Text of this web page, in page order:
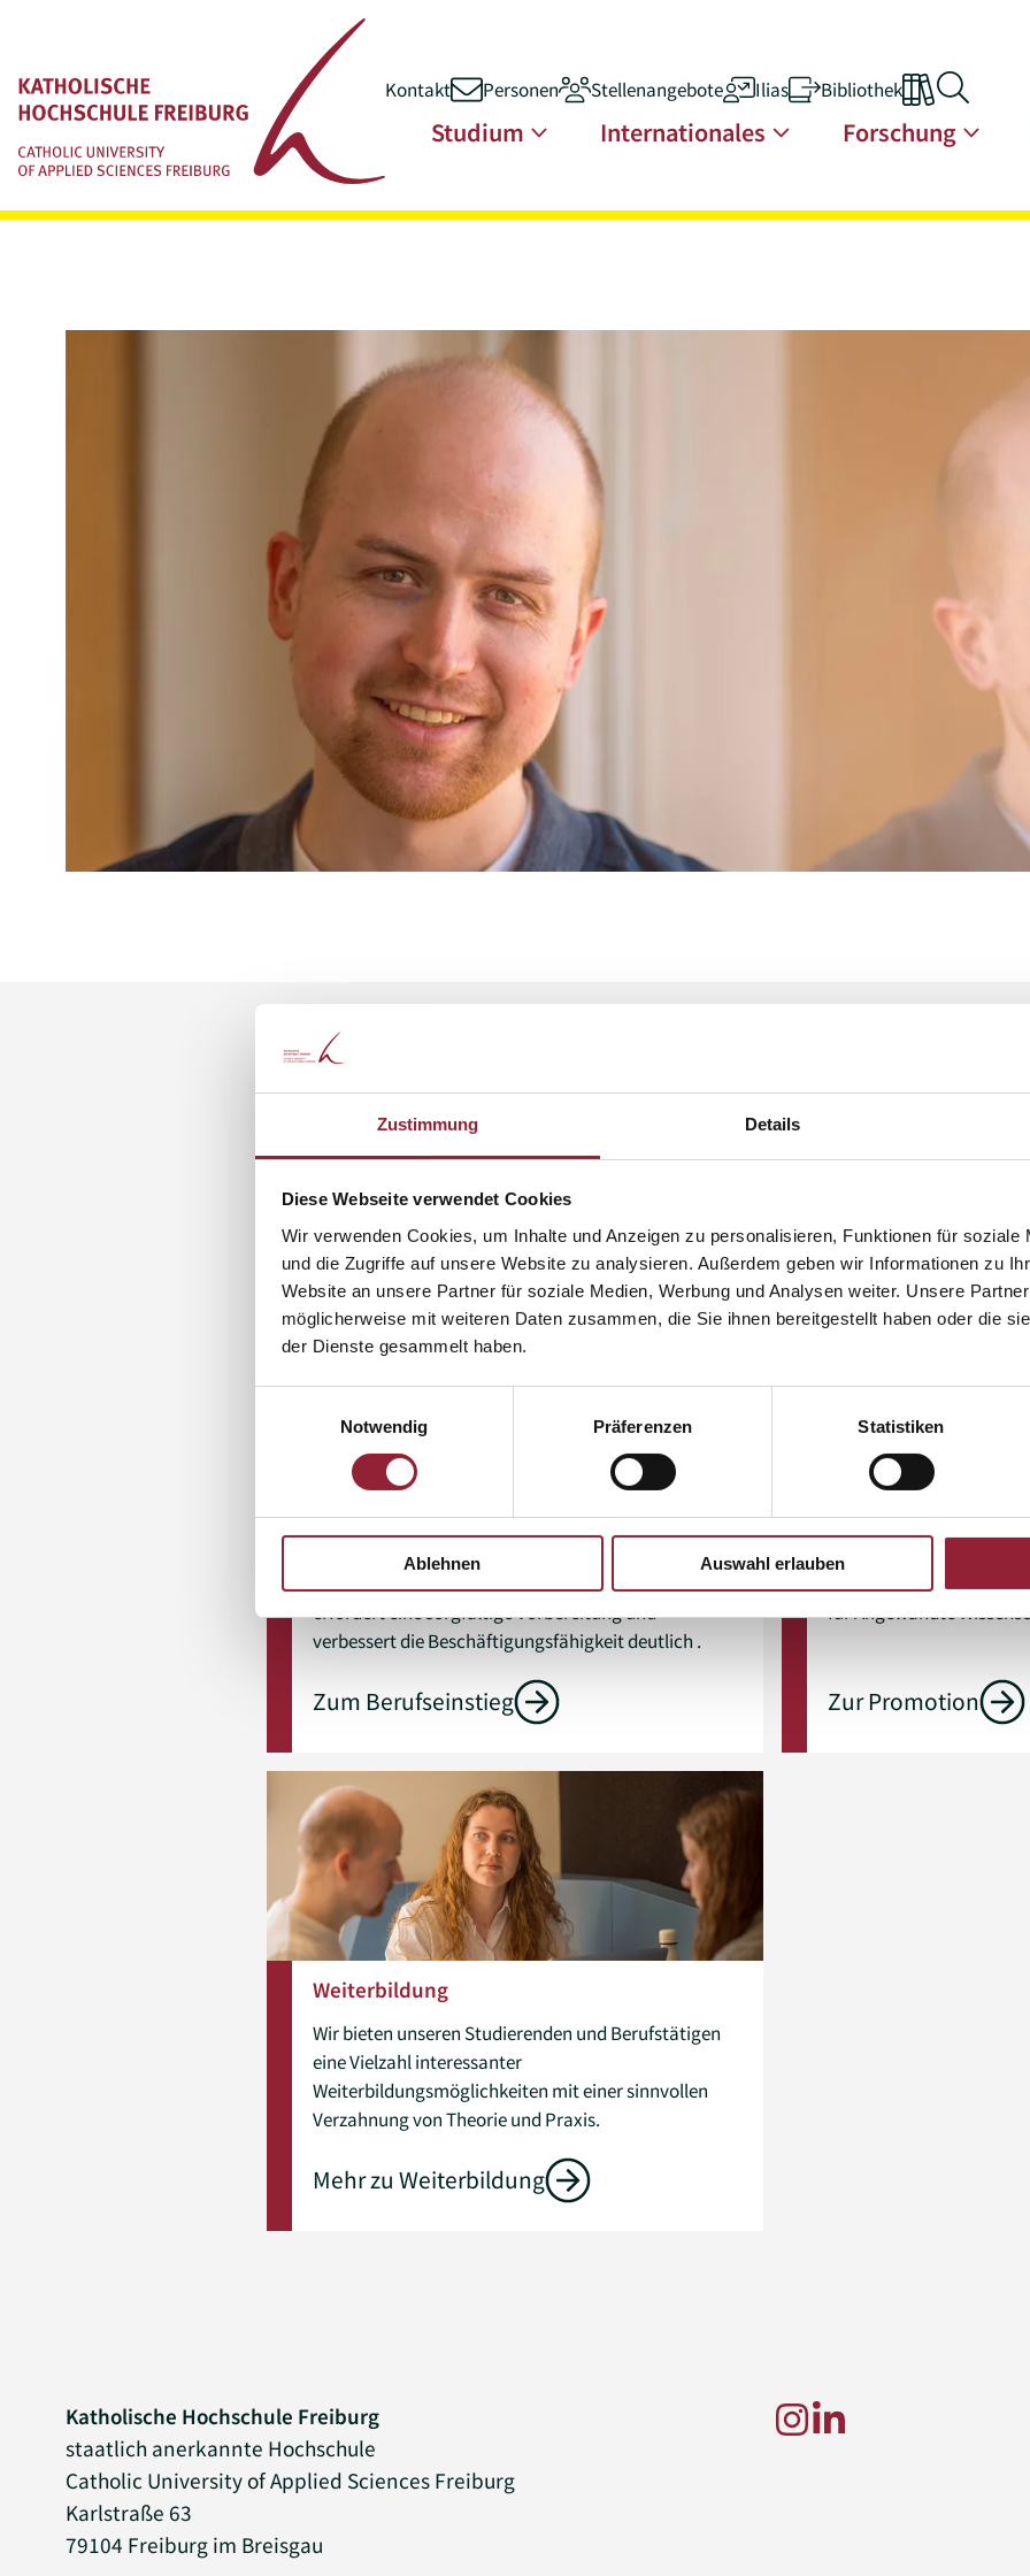
Zustimmung Details
Diese Webseite verwendet Cookies
Wir verwenden Cookies, um Inhalte und Anzeigen zu personalisieren, Funktionen für soziale
und die Zugriffe auf unsere Website zu analysieren. Außerdem geben wir Informationen zu
Website an unsere Partner für soziale Medien, Werbung und Analysen weiter. Unsere
möglicherweise mit weiteren Daten zusammen, die Sie ihnen bereitgestellt haben oder die
der Dienste gesammelt haben.
Notwendig
Präferenzen Statistiken
Ablehnen Auswahl erlauben
Zum Inhalt springen Hauptnavigation
Kontakt Personen Stellenangebote Ilias Bibliothek
Studium Internationales Forschung
Nach dem Studium
Berufseinstieg
Vom Studium in die Arbeitswelt. Die frühzeitige
Auseinandersetzung mit dem späteren Berufseinstieg
erfordert eine sorgfältige Vorbereitung und
verbessert die Beschäftigungsfähigkeit deutlich .
Zum Berufseinstieg
Promotion
„Wie kann ich
Informationen zum
für Angewandte
Zur Promotion
Weiterbildung
Wir bieten unseren Studierenden und Berufstätigen
eine Vielzahl interessanter
Weiterbildungsmöglichkeiten mit einer sinnvollen
Verzahnung von Theorie und Praxis.
Mehr zu Weiterbildung
Katholische Hochschule Freiburg
staatlich anerkannte Hochschule
Catholic University of Applied Sciences Freiburg
Karlstraße 63
79104 Freiburg im Breisgau